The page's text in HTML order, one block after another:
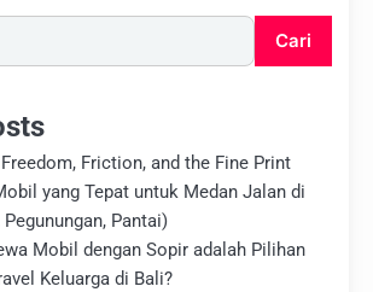
Cari
Friction, and the Fine Print
yang Tepat untuk Medan Jalan di
Pantai)
Mobil dengan Sopir adalah Pilihan
Keluarga di Bali?